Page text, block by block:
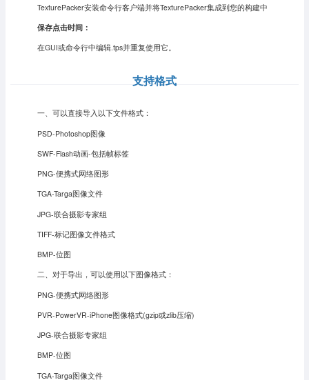
TexturePacker安装命令行客户端并将TexturePacker集成到您的构建中
保存点击时间：
在GUI或命令行中编辑.tps并重复使用它。
支持格式
一、可以直接导入以下文件格式：
PSD-Photoshop图像
SWF-Flash动画-包括帧标签
PNG-便携式网络图形
TGA-Targa图像文件
JPG-联合摄影专家组
TIFF-标记图像文件格式
BMP-位图
二、对于导出，可以使用以下图像格式：
PNG-便携式网络图形
PVR-PowerVR-iPhone图像格式(gzip或zlib压缩)
JPG-联合摄影专家组
BMP-位图
TGA-Targa图像文件